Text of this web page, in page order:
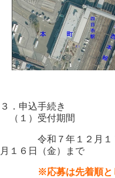
３．申込手続き
（１）受付期間
令和７年１２月１７日
月１６日（金）まで
※応募は先着順と